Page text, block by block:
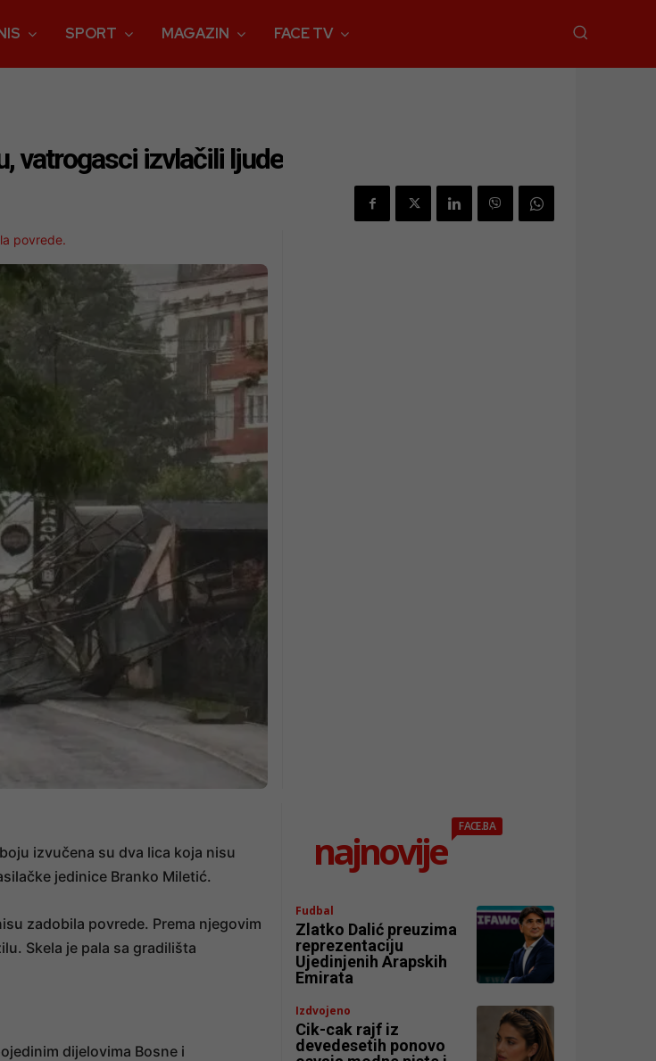
SPORT MAGAZIN FACE TV
vatrogasci izvlačili ljude
povrede.
izvučena su dva lica koja nisu
jedinice Branko Miletić.
zadobila povrede. Prema njegovim
Skela je pala sa gradilišta
dijelovima Bosne i
najnovije
FACE.BA
Fudbal
Zlatko Dalić preuzima
reprezentaciju
Ujedinjenih Arapskih
Emirata
Izdvojeno
Cik-cak rajf iz
devedesetih ponovo